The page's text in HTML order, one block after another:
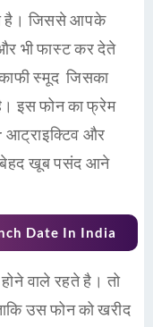
है। जिससे आपके
भी फास्ट कर देते
स्मूद जिसका
इस फोन का फ्रेम
आट्राइक्टिव और
बेहद खूब पसंद आने
Date In India
होने वाले रहते है। तो
उस फोन को खरीद